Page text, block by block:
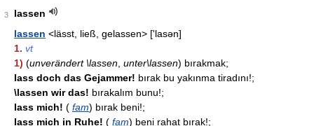
3
lassen
lassen <lässt, ließ, gelassen> ['lasən]
1. vt
1) (unverändert \lassen, unter\lassen) bırakmak;
lass doch das Gejammer! bırak bu yakınma tiradını!;
\lassen wir das! bırakalım bunu!;
lass mich! ( fam) bırak beni!;
lass mich in Ruhe! ( fam) beni rahat bırak!;